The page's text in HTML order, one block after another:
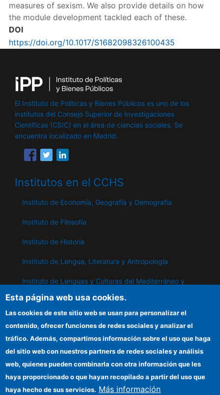
measures of sexism. We also provide details on how
the module development tackled each of these.
DOI
https://doi.org/10.1017/S1682098326100435
El Instituto de Políticas y Bienes Públicos es uno de los
institutos del Consejo Superior de Investigaciones
Científicas (CSIC) en el área de ciencias sociales. Se
encuentra localizado en Madrid.
Institutos en el CCHS
Instituto de Economía, Geografía y Demografía
Instituto de Filosofía
Instituto de Historia
Instituto de Lengua, Literatura y Antropología
Instituto de Lenguas y Culturas del Mediterráneo y
Instituto de Políticas y Bienes Públicos
IPP
Sede electrónica CSIC
Información para proveedores
Esta página web usa cookies.
Las cookies de este sitio web se usan para personalizar el
contenido, ofrecer funciones de redes sociales y analizar el
tráfico. Además, compartimos información sobre el uso que haga
del sitio web con nuestros partners de redes sociales y análisis
web, quienes pueden combinarla con otra información que les
haya proporcionado o que hayan recopilado a partir del uso que
haya hecho de sus servicios. Más información